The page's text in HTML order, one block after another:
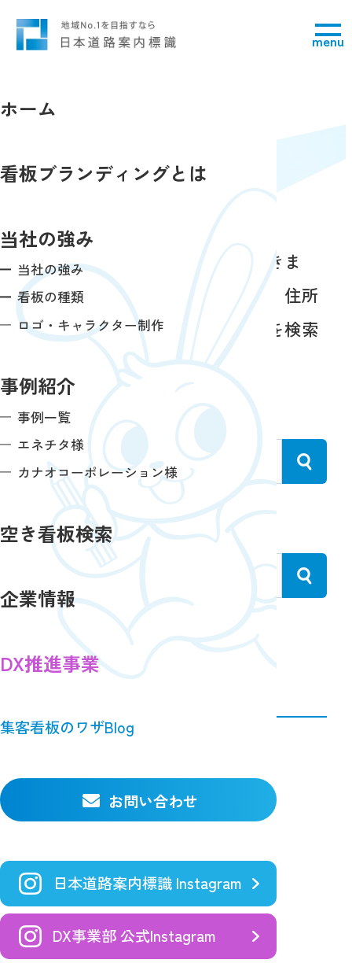
menu
ホーム
看板ブランディングとは
当社の強み
当社の強み
看板の種類
ロゴ・キャラクター制作
事例紹介
事例一覧
エネチタ様
カナオコーポレーション様
空き看板検索
企業情報
DX推進事業
集客看板のワザBlog
お問い合わせ
日本道路案内標識 Instagram
DX事業部 公式Instagram
空き看板検索
全国の空き看板の情報を検索できま
す。エリア名や道路・交差点名、住所
から、レンタルできる看板情報を検索
いただけます。
フリーワードで検索
住所から検索
エリア名から検索
一宮市（4件）
瀬戸市（1件）
半田市（1件）
春日井市（4件）
豊川市（5件）